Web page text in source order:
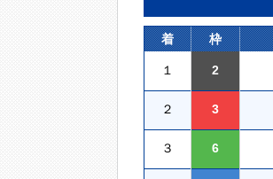
着 枠
１ 2
２ 3
３ 6